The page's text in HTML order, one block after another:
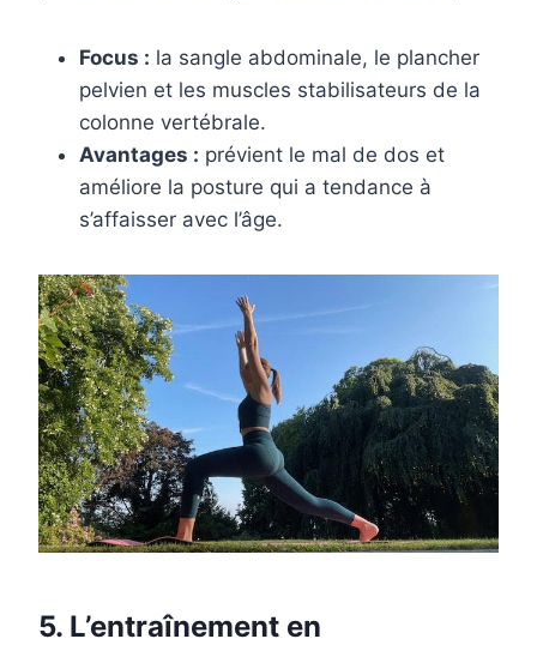
Focus : la sangle abdominale, le plancher
pelvien et les muscles stabilisateurs de la
colonne vertébrale.
Avantages : prévient le mal de dos et
améliore la posture qui a tendance à
s’affaisser avec l’âge.
5. L’entraînement en